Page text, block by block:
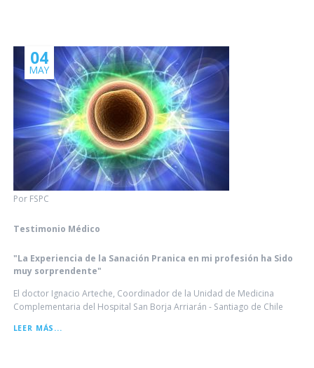
SERVICIO
Por FSPC
04
MAY
Testimonio Médico
"La Experiencia de la Sanación Pranica en mi profesión ha Sido
muy sorprendente"
El doctor Ignacio Arteche, Coordinador de la Unidad de Medicina
Complementaria del Hospital San Borja Arriarán - Santiago de Chile
LEER MÁS...